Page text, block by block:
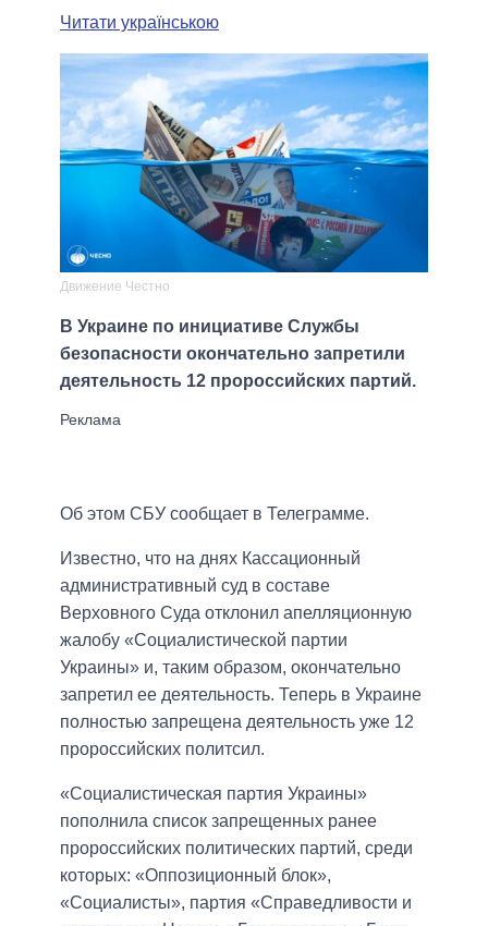
Читати українською
Движение Честно
В Украине по инициативе Службы
безопасности окончательно запретили
деятельность 12 пророссийских партий.
Об этом СБУ сообщает в Телеграмме.
Известно, что на днях Кассационный
административный суд в составе
Верховного Суда отклонил апелляционную
жалобу «Социалистической партии
Украины» и, таким образом, окончательно
запретил ее деятельность. Теперь в Украине
полностью запрещена деятельность уже 12
пророссийских политсил.
«Социалистическая партия Украины»
пополнила список запрещенных ранее
пророссийских политических партий, среди
которых: «Оппозиционный блок»,
«Социалисты», партия «Справедливости и